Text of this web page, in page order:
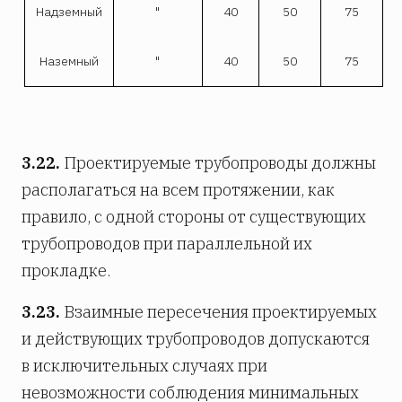
Надземный " 40 50 75
Наземный " 40 50 75
3.22. Проектируемые трубопроводы должны
располагаться на всем протяжении, как
правило, с одной стороны от существующих
трубопроводов при параллельной их
прокладке.
3.23. Взаимные пересечения проектируемых
и действующих трубопроводов допускаются
в исключительных случаях при
невозможности соблюдения минимальных